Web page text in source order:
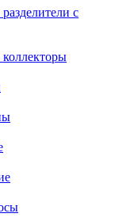
с
коллекторы